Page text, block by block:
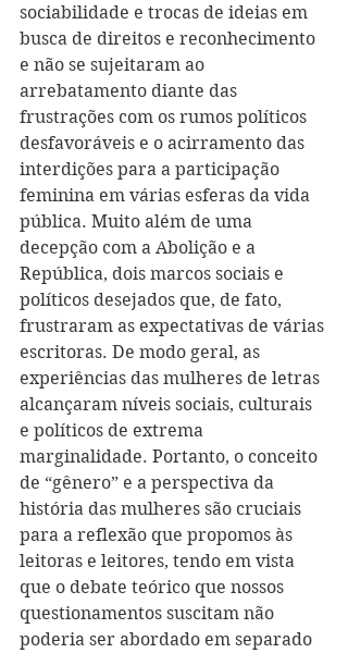
sociabilidade e trocas de ideias em
busca de direitos e reconhecimento
e não se sujeitaram ao
arrebatamento diante das
frustrações com os rumos políticos
desfavoráveis e o acirramento das
interdições para a participação
feminina em várias esferas da vida
pública. Muito além de uma
decepção com a Abolição e a
República, dois marcos sociais e
políticos desejados que, de fato,
frustraram as expectativas de várias
escritoras. De modo geral, as
experiências das mulheres de letras
alcançaram níveis sociais, culturais
e políticos de extrema
marginalidade. Portanto, o conceito
de “gênero” e a perspectiva da
história das mulheres são cruciais
para a reflexão que propomos às
leitoras e leitores, tendo em vista
que o debate teórico que nossos
questionamentos suscitam não
poderia ser abordado em separado